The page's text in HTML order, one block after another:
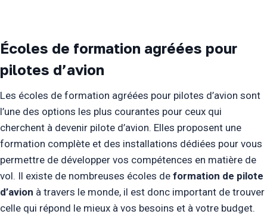
Écoles de formation agréées pour
pilotes d’avion
Les écoles de formation agréées pour pilotes d’avion sont
l’une des options les plus courantes pour ceux qui
cherchent à devenir pilote d’avion. Elles proposent une
formation complète et des installations dédiées pour vous
permettre de développer vos compétences en matière de
vol. Il existe de nombreuses écoles de formation de pilote
d’avion à travers le monde, il est donc important de trouver
celle qui répond le mieux à vos besoins et à votre budget.